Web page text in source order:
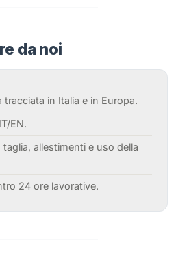
da noi
tracciata in Italia e in Europa.
EN.
allestimenti e uso della
24 ore lavorative.